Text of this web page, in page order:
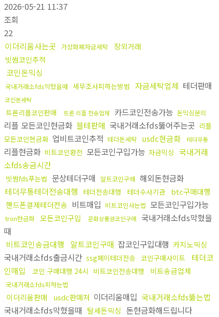
2026-05-21 11:37
조회
22
이더리움사는곳 가상화폐자금세탁
장외거래
빗썸코인추적
코인돈믹싱
국내거래소fds막혔을때 세무조사피하는방법 자금세탁업체 테더판매
코인돈세탁
트론리플코인판매 트론 리플 전송업체 카드코인전송가능 돈믹싱문의
리플 모든코인현금화 블테판매 국내거래소fds뚫어주는곳 리플
모든코인현금화 업비트코인추적 테더돈세탁 usdc현금화 테더무통
리플현금화 비트코인환전 모든코인구입가능 자금믹싱 국내거래
소fds송금시간
빗썸fds푸는법 문상테더구매 알트코인구매 해외돈현금화
테더무통테더전송대행
테더전송대행 테더수사기관
btc구매대행
핸드폰결제테더전송 비트매입 비트코인사는법 모든코인구입가능
tron현금화 모든코인구입 문화상품권코인구매
국내거래소fds막혔을
때
비트코인송금대행
알트코인구매 잡코인구입대행 카지노믹싱
국내거래소fds출금시간 ssg페이테더전송 코인구매사이트
테더코
인매입
코인 구매대행 24시 비트코인전송대행 비트송금업체
국내거래소fds피하는법
이더리움판매 usdc판매처 이더리움매입 국내거래소fds뚫는법
국내거래소fds막혔을때 탈세돈믹싱 돈현금화해드립니다